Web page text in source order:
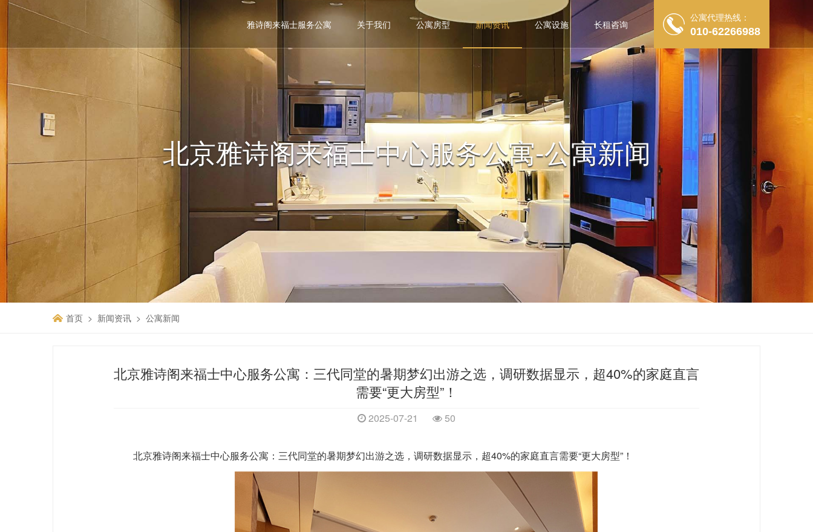
雅诗阁来福士服务公寓 关于我们 公寓房型 新闻资讯 公寓设施 长租咨询
公寓代理热线：
010-62266988
北京雅诗阁来福士中心服务公寓-公寓新闻
首页 新闻资讯 公寓新闻
北京雅诗阁来福士中心服务公寓：三代同堂的暑期梦幻出游之选，调研数据显示，超40%的家庭直言
需要“更大房型”！
2025-07-21 50
北京雅诗阁来福士中心服务公寓 ：三代同堂的暑期梦幻出游之选， 调研数据显示，超40%的家庭直言需要“更大房型”！